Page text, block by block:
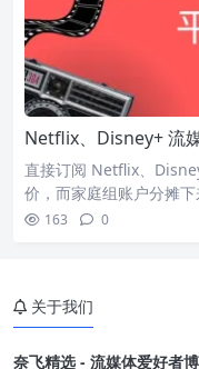
Netflix、Disney+ 流
直接订阅 Netflix、
价，而家庭组账户分摊
163 0
关于我们
奈飞精选 - 流媒体爱好者博